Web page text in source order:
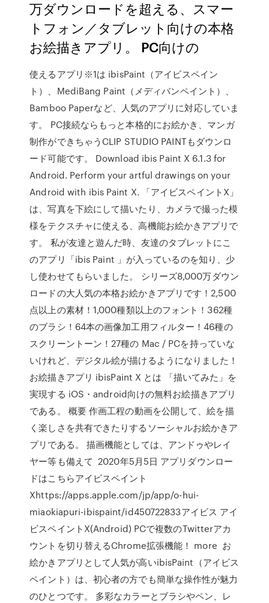
万ダウンロードを超える、スマー
トフォン／タブレット向けの本格
お絵描きアプリ。 PC向けの
使えるアプリ※1は ibisPaint（アイビスペイン
ト）、MediBang Paint（メディバンペイント）、
Bamboo Paperなど、人気のアプリに対応していま
す。 PC接続ならもっと本格的にお絵かき、マンガ
制作ができちゃうCLIP STUDIO PAINTもダウンロ
ード可能です。 Download ibis Paint X 6.1.3 for
Android. Perform your artful drawings on your
Android with ibis Paint X. 「アイビスペイントX」
は、写真を下絵にして描いたり、カメラで撮った模
様をテクスチャに使える、高機能お絵かきアプリで
す。 私が友達と遊んだ時、友達のタブレットにこ
のアプリ「ibis Paint 」が入っているのを知り、少
し使わせてもらいました。 シリーズ8,000万ダウン
ロードの大人気の本格お絵かきアプリです！2,500
点以上の素材！1,000種類以上のフォント！362種
のブラシ！64本の画像加工用フィルター！46種の
スクリーントーン！27種の Mac / PCを持っていな
いけれど、デジタル絵が描けるようになりました！
お絵描きアプリ ibisPaint X とは 「描いてみた」を
実現する iOS・android向けの無料お絵描きアプリ
である。 概要 作画工程の動画を公開して、絵を描
く楽しさを共有できたりするソーシャルお絵かきア
プリである。 描画機能としては、アンドゥやレイ
ヤー等も備えて 2020年5月5日 アプリダウンロー
ドはこちらアイビスペイント
Xhttps://apps.apple.com/jp/app/o-hui-
miaokiapuri-ibispaint/id450722833アイビス アイ
ビスペイントX(Android) PCで複数のTwitterアカ
ウントを切り替えるChrome拡張機能！ more お
絵かきアプリとして人気が高いibisPaint（アイビス
ペイント）は、初心者の方でも簡単な操作性が魅力
のひとつです。 多彩なカラーとブラシやペン、レ